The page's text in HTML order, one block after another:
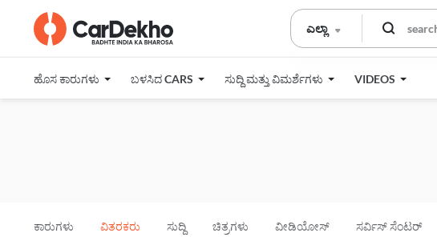
ಎಲ್ಲಾ
ಹೊಸ ಕಾರುಗಳು ಬಳಸಿದ CARS ಸುದ್ದಿ ಮತ್ತು ವಿಮರ್ಶೆಗಳು VIDEOS
ಕಾರುಗಳು ವಿತರಕರು ಸುದ್ದಿ ಚಿತ್ರಗಳು ವೀಡಿಯೋಸ್ ಸರ್ವಿಸ್ ಸೆಂಟರ್